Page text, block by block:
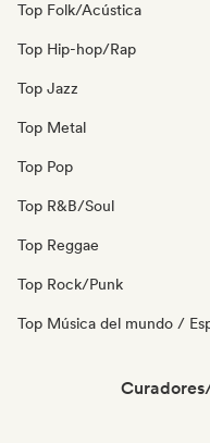
Top Folk/Acústica
Top Hip-hop/Rap
Top Jazz
Top Metal
Top Pop
Top R&B/Soul
Top Reggae
Top Rock/Punk
Top Música del mundo /